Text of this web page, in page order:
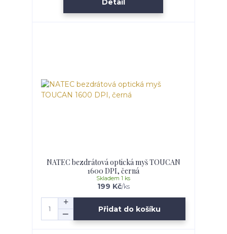
NATEC bezdrátová optická myš TOUCAN
1600 DPI, černá
199 Kč/ks
Skladem 1 ks
Přidat do košíku